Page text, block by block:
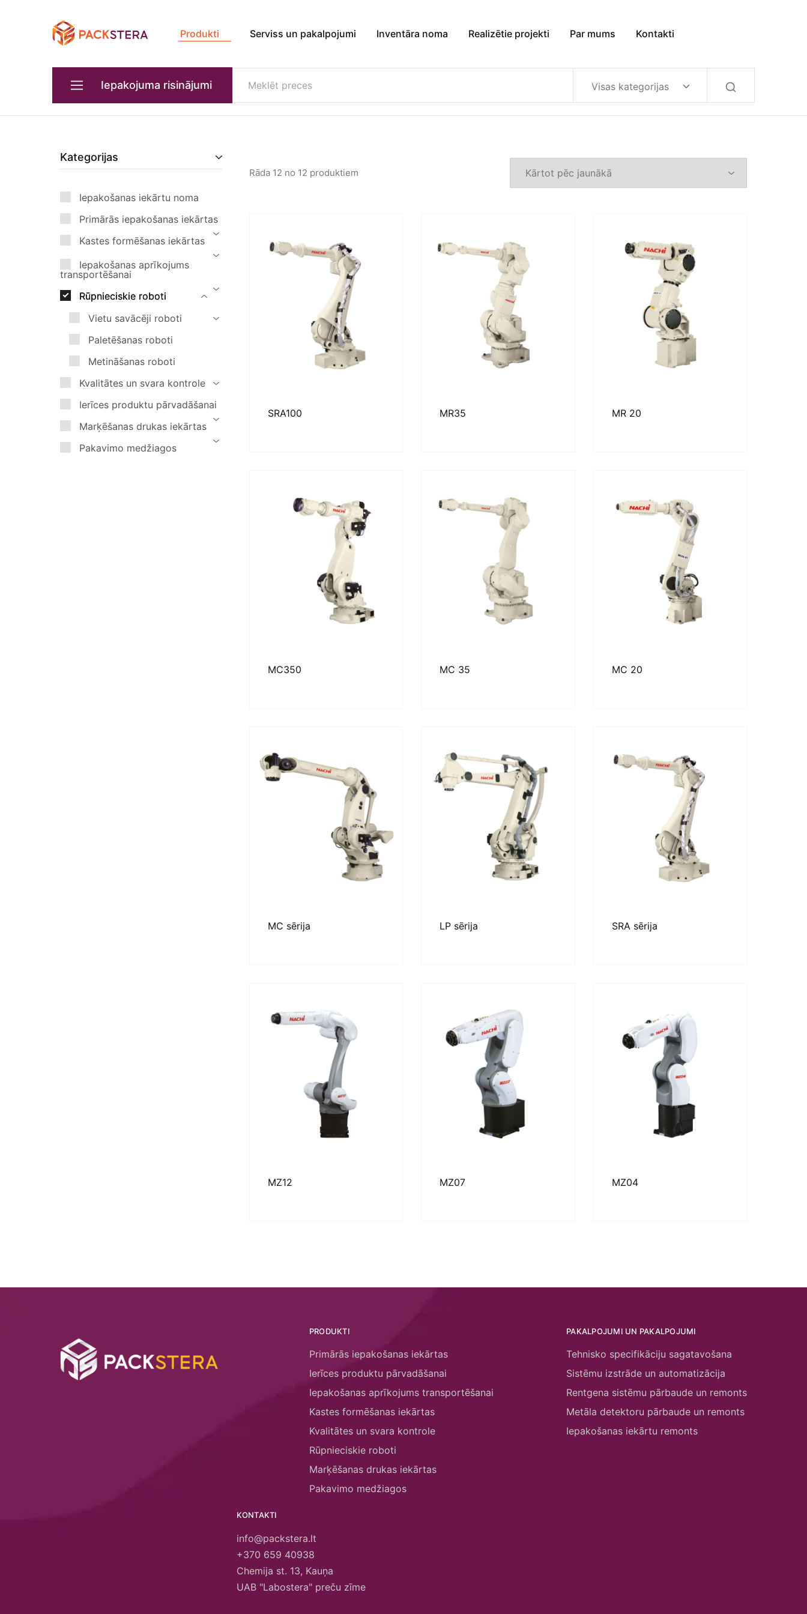
Packster
Iepakošanas
risinājumi
aprīkojums
Produkti Serviss un pakalpojumi Inventāra noma Realizētie projekti Par mums Kontakti
Iepakojuma risinājumi
Iepakošanas aprīkojums transportēšanai
Kastes formēšanas iekārtas
Kvalitātes un svara kontrole
Marķēšanas drukas iekārtas
Pakavimo medžiagos
Visas kategorijas
Rāda 12 no 12 produktiem
SRA100 MR35 MR 20
MC350 MC 35 MC 20
MC sērija LP sērija SRA sērija
MZ12 MZ07 MZ04
Kategorijas
Iepakošanas iekārtu noma
Primārās iepakošanas iekārtas
Kastes formēšanas iekārtas
Iepakošanas aprīkojums
transportēšanai
Rūpnieciskie roboti
Vietu savācēji roboti
Paletēšanas roboti
Metināšanas roboti
Kvalitātes un svara kontrole
Ierīces produktu pārvadāšanai
Marķēšanas drukas iekārtas
Pakavimo medžiagos
PRODUKTI
Primārās iepakošanas iekārtas
Ierīces produktu pārvadāšanai
Iepakošanas aprīkojums transportēšanai
Kastes formēšanas iekārtas
Kvalitātes un svara kontrole
Rūpnieciskie roboti
Marķēšanas drukas iekārtas
Pakavimo medžiagos
PAKALPOJUMI UN PAKALPOJUMI
Tehnisko specifikāciju sagatavošana
Sistēmu izstrāde un automatizācija
Rentgena sistēmu pārbaude un remonts
Metāla detektoru pārbaude un remonts
Iepakošanas iekārtu remonts
KONTAKTI
info@packstera.lt
+370 659 40938
Chemija st. 13, Kauņa
UAB "Labostera" preču zīme